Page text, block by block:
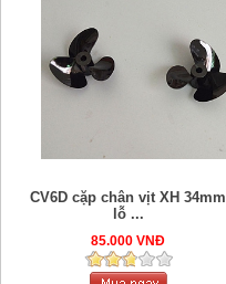
CV6D cặp chân vịt XH 34mm
lỗ ...
85.000 VNĐ